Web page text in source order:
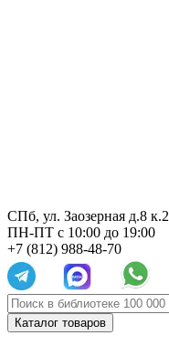
СПб, ул. Заозерная д.8 к.2
ПН-ПТ с 10:00 до 19:00
+7 (812) 988-48-70
Каталог товаров